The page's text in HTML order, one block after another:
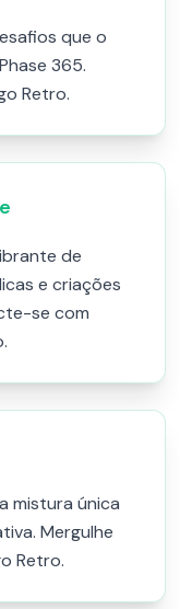
que o
365.
Retro.
de
e criações
se com
mistura única
Mergulhe
Retro.